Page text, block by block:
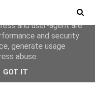
to deliver its services
and user-agent are
and security
generate usage
abuse.
GOT IT